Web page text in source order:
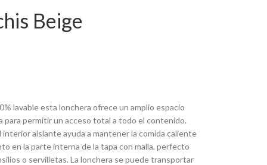
Beige
lavable esta lonchera ofrece un amplio espacio
para permitir un acceso total a todo el contenido.
aislante ayuda a mantener la comida caliente
en la parte interna de la tapa con malla, perfecto
o servilletas. La lonchera se puede transportar